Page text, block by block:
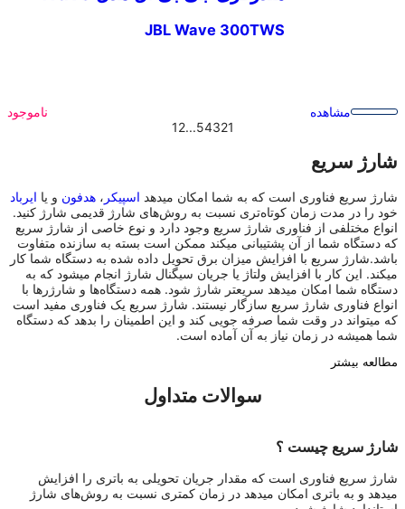
JBL Wave 300TWS
مشاهده
ناموجود
1
2
3
4
5
...
12
شارژ سریع
شارژ سریع فناوری است که به شما امکان میدهد اسپیکر ، هدفون و یا ایرباد
خود را در مدت زمان کوتاه‌تری نسبت به روش‌های شارژ قدیمی شارژ کنید.
انواع مختلفی از فناوری شارژ سریع وجود دارد و نوع خاصی از شارژ سریع
که دستگاه شما از آن پشتیبانی میکند ممکن است بسته به سازنده متفاوت
باشد.شارژ سریع با افزایش میزان برق تحویل داده شده به دستگاه شما کار
میکند. این کار با افزایش ولتاژ یا جریان سیگنال شارژ انجام میشود که به
دستگاه شما امکان میدهد سریعتر شارژ شود. همه دستگاه‌ها و شارژرها با
انواع فناوری شارژ سریع سازگار نیستند. شارژ سریع یک فناوری مفید است
که میتواند در وقت شما صرفه جویی کند و این اطمینان را بدهد که دستگاه
شما همیشه در زمان نیاز به آن آماده است.
مطالعه بیشتر
سوالات متداول
شارژ سریع چیست ؟
شارژ سریع فناوری است که مقدار جریان تحویلی به باتری را افزایش
میدهد و به باتری امکان میدهد در زمان کمتری نسبت به روش‌های شارژ